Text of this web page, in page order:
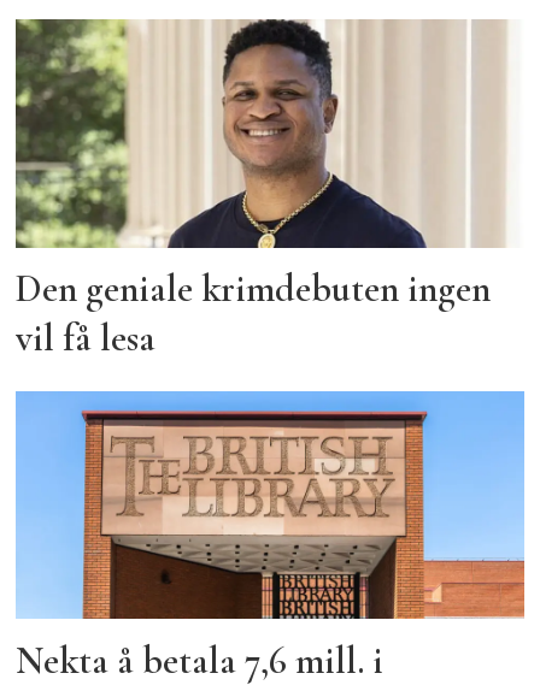
Den geniale krimdebuten ingen
vil få lesa
Nekta å betala 7,6 mill. i